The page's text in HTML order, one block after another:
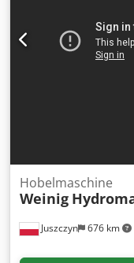
Juszczyn 676 km
Hobelmaschine
Weinig